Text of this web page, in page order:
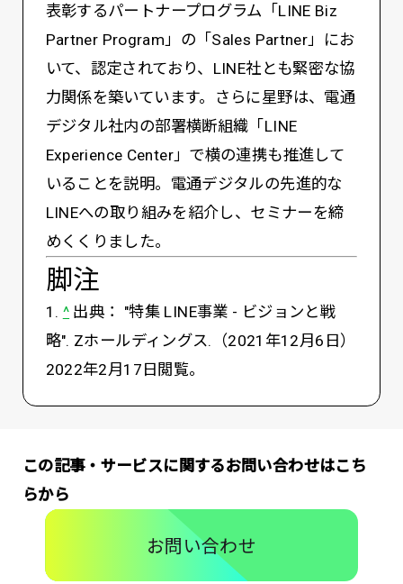
表彰するパートナープログラム「LINE Biz
Partner Program」の「Sales Partner」にお
いて、認定されており、LINE社とも緊密な協
力関係を築いています。さらに星野は、電通
デジタル社内の部署横断組織「LINE
Experience Center」で横の連携も推進して
いることを説明。電通デジタルの先進的な
LINEへの取り組みを紹介し、セミナーを締
めくくりました。
脚注
1. ^ 出典： "特集 LINE事業 - ビジョンと戦
略". Zホールディングス.（2021年12月6日）
2022年2月17日閲覧。
この記事・サービスに関するお問い合わせはこち
らから
お問い合わせ